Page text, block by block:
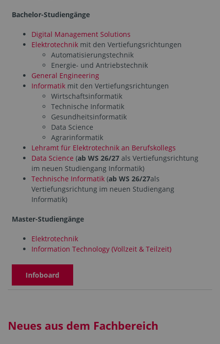
Bachelor-Studiengänge
Digital Management Solutions
Elektrotechnik mit den Vertiefungsrichtungen
Automatisierungstechnik
Energie- und Antriebstechnik
General Engineering
Informatik mit den Vertiefungsrichtungen
Wirtschaftsinformatik
Technische Informatik
Gesundheitsinformatik
Data Science
Agrarinformatik
Lehramt für Elektrotechnik an Berufskollegs
Data Science (ab WS 26/27 als Vertiefungsrichtung
im neuen Studiengang Informatik)
Technische Informatik (ab WS 26/27als
Vertiefungsrichtung im neuen Studiengang
Informatik)
Master-Studiengänge
Elektrotechnik
Information Technology (Vollzeit & Teilzeit)
Infoboard
Neues aus dem Fachbereich